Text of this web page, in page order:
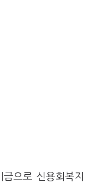
으로 신용회복지